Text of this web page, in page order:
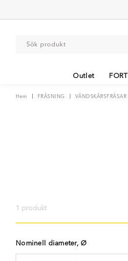
Outlet
Hem FRÄSNING VÄNDSKÄRSFRÄSAR
1 produkt
Nominell diameter, Ø